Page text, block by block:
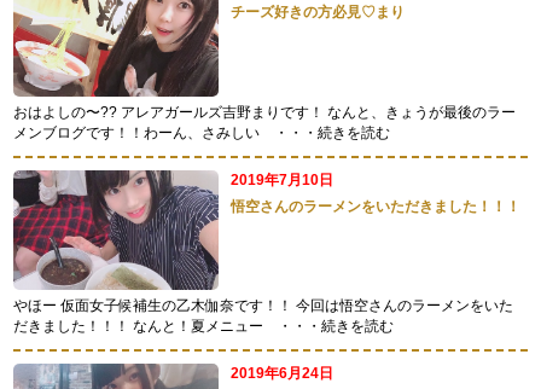
チーズ好きの方必見♡まり
おはよしの〜?? アレアガールズ吉野まりです！ なんと、きょうが最後のラー
メンブログです！！わーん、さみしい
・・・続きを読む
2019年7月10日
悟空さんのラーメンをいただきました！！！
やほー 仮面女子候補生の乙木伽奈です！！ 今回は悟空さんのラーメンをいた
だきました！！！ なんと！夏メニュー
・・・続きを読む
2019年6月24日